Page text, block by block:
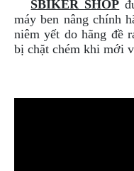
PHỤ
KIỆN
MOTOWOLF
SBIKER SHOP
máy ben nâng chính
niêm yết do hãng đề
bị chặt chém khi mới